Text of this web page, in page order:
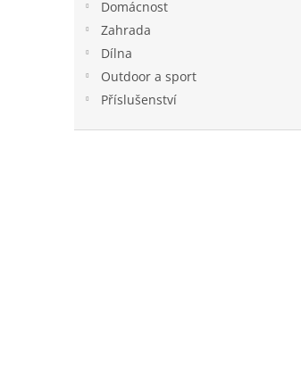
Domácnost
Zahrada
Dílna
Outdoor a sport
Příslušenství